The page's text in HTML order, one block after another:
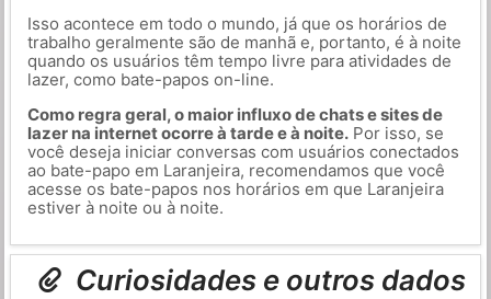
Isso acontece em todo o mundo, já que os horários de
trabalho geralmente são de manhã e, portanto, é à noite
quando os usuários têm tempo livre para atividades de
lazer, como bate-papos on-line.
Como regra geral, o maior influxo de chats e sites de
lazer na internet ocorre à tarde e à noite.Por isso, se
você deseja iniciar conversas com usuários conectados
ao bate-papo em Laranjeira, recomendamos que você
acesse os bate-papos nos horários em que Laranjeira
estiver à noite ou à noite.
Curiosidades e outros dados